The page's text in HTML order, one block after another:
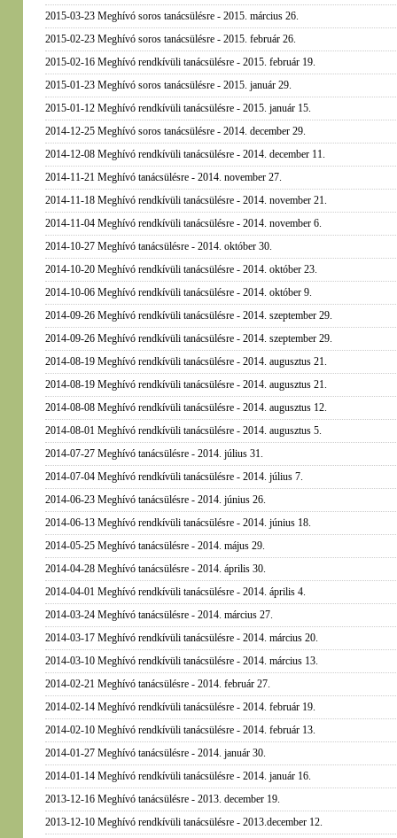
2015-03-23 Meghívó soros tanácsülésre - 2015. március 26.
2015-02-23 Meghívó soros tanácsülésre - 2015. február 26.
2015-02-16 Meghívó rendkívüli tanácsülésre - 2015. február 19.
2015-01-23 Meghívó soros tanácsülésre - 2015. január 29.
2015-01-12 Meghívó rendkívüli tanácsülésre - 2015. január 15.
2014-12-25 Meghívó soros tanácsülésre - 2014. december 29.
2014-12-08 Meghívó rendkívüli tanácsülésre - 2014. december 11.
2014-11-21 Meghívó tanácsülésre - 2014. november 27.
2014-11-18 Meghívó rendkívüli tanácsülésre - 2014. november 21.
2014-11-04 Meghívó rendkívüli tanácsülésre - 2014. november 6.
2014-10-27 Meghívó tanácsülésre - 2014. október 30.
2014-10-20 Meghívó rendkívüli tanácsülésre - 2014. október 23.
2014-10-06 Meghívó rendkívüli tanácsülésre - 2014. október 9.
2014-09-26 Meghívó rendkívüli tanácsülésre - 2014. szeptember 29.
2014-09-26 Meghívó rendkívüli tanácsülésre - 2014. szeptember 29.
2014-08-19 Meghívó rendkívüli tanácsülésre - 2014. augusztus 21.
2014-08-19 Meghívó rendkívüli tanácsülésre - 2014. augusztus 21.
2014-08-08 Meghívó rendkívüli tanácsülésre - 2014. augusztus 12.
2014-08-01 Meghívó rendkívüli tanácsülésre - 2014. augusztus 5.
2014-07-27 Meghívó tanácsülésre - 2014. július 31.
2014-07-04 Meghívó rendkívüli tanácsülésre - 2014. július 7.
2014-06-23 Meghívó tanácsülésre - 2014. június 26.
2014-06-13 Meghívó rendkívüli tanácsülésre - 2014. június 18.
2014-05-25 Meghívó tanácsülésre - 2014. május 29.
2014-04-28 Meghívó tanácsülésre - 2014. április 30.
2014-04-01 Meghívó rendkívüli tanácsülésre - 2014. április 4.
2014-03-24 Meghívó tanácsülésre - 2014. március 27.
2014-03-17 Meghívó rendkívüli tanácsülésre - 2014. március 20.
2014-03-10 Meghívó rendkívüli tanácsülésre - 2014. március 13.
2014-02-21 Meghívó tanácsülésre - 2014. február 27.
2014-02-14 Meghívó rendkívüli tanácsülésre - 2014. február 19.
2014-02-10 Meghívó rendkívüli tanácsülésre - 2014. február 13.
2014-01-27 Meghívó tanácsülésre - 2014. január 30.
2014-01-14 Meghívó rendkívüli tanácsülésre - 2014. január 16.
2013-12-16 Meghívó tanácsülésre - 2013. december 19.
2013-12-10 Meghívó rendkívüli tanácsülésre - 2013.december 12.